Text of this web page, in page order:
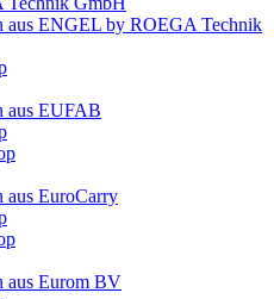
aus ENGEL by ROEGA Technik
aus EUFAB
aus EuroCarry
aus Eurom BV